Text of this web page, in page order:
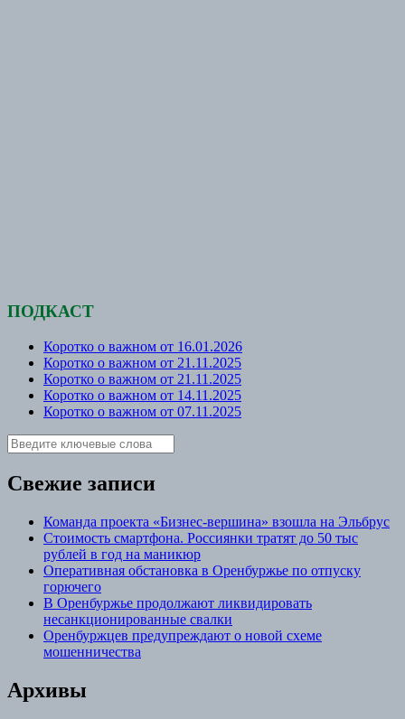
ПОДКАСТ
Коротко о важном от 16.01.2026
Коротко о важном от 21.11.2025
Коротко о важном от 21.11.2025
Коротко о важном от 14.11.2025
Коротко о важном от 07.11.2025
Свежие записи
Команда проекта «Бизнес‑вершина» взошла на Эльбрус
Стоимость смартфона. Россиянки тратят до 50 тыс
рублей в год на маникюр
Оперативная обстановка в Оренбуржье по отпуску
горючего
В Оренбуржье продолжают ликвидировать
несанкционированные свалки
Оренбуржцев предупреждают о новой схеме
мошенничества
Архивы